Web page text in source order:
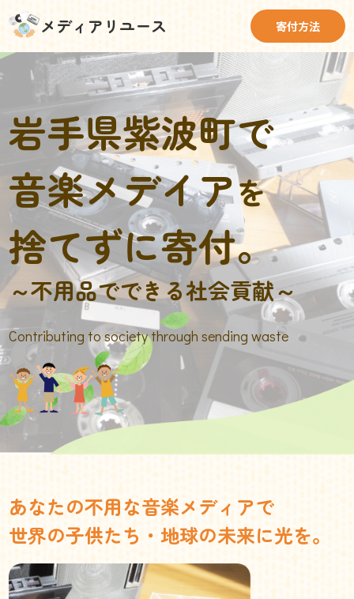
メディアリユース 寄付方法
岩手県紫波町で
音楽メデイアを
捨てずに寄付。
～不用品でできる社会貢献～
Contributing to society through sending waste
あなたの不用な音楽メディアで
世界の子供たち・地球の未来に光を。